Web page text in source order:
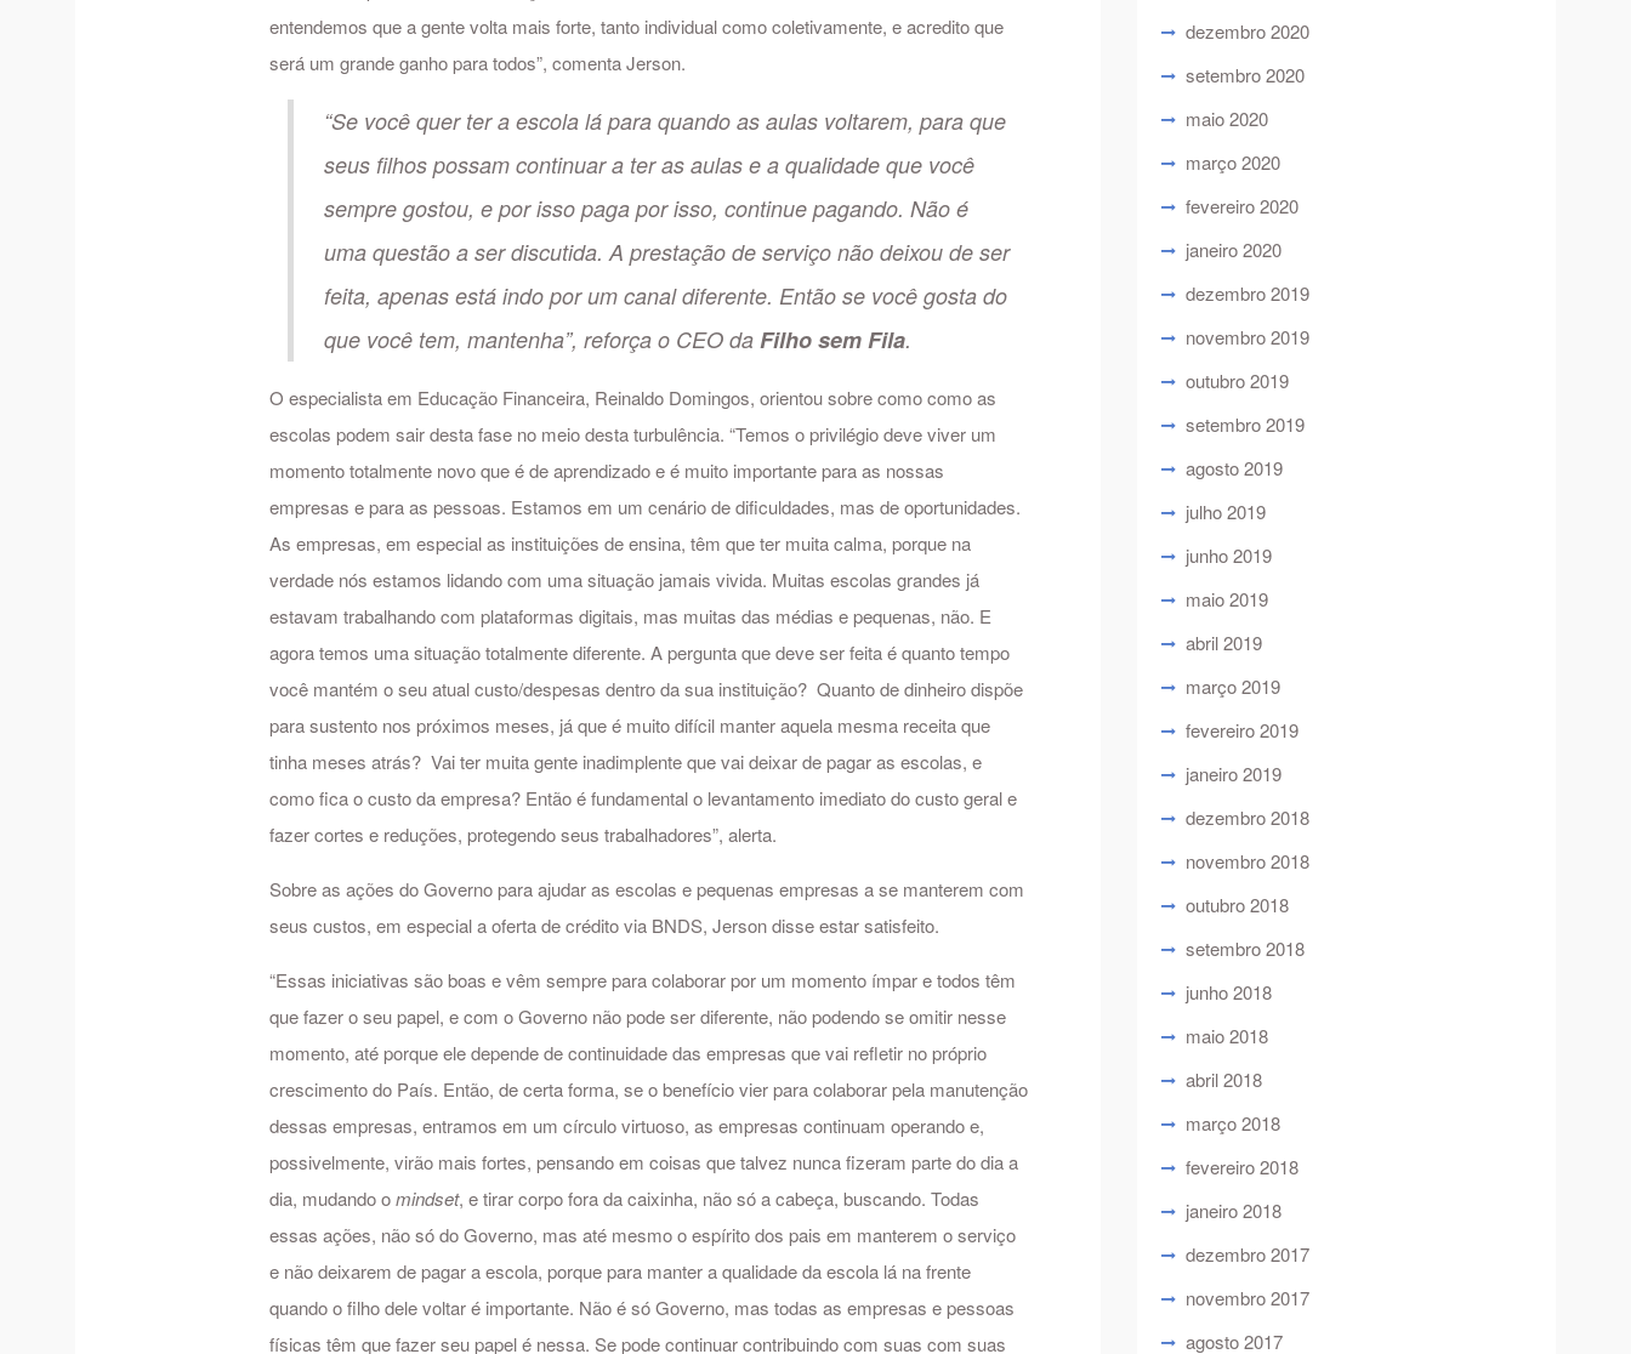
entendemos que a gente volta mais forte, tanto individual como coletivamente, e acredito que
será um grande ganho para todos”, comenta Jerson.
“Se você quer ter a escola lá para quando as aulas voltarem, para que
seus filhos possam continuar a ter as aulas e a qualidade que você
sempre gostou, e por isso paga por isso, continue pagando. Não é
uma questão a ser discutida. A prestação de serviço não deixou de ser
feita, apenas está indo por um canal diferente. Então se você gosta do
que você tem, mantenha”, reforça o CEO da Filho sem Fila.
O especialista em Educação Financeira, Reinaldo Domingos, orientou sobre como como as
escolas podem sair desta fase no meio desta turbulência. “Temos o privilégio deve viver um
momento totalmente novo que é de aprendizado e é muito importante para as nossas
empresas e para as pessoas. Estamos em um cenário de dificuldades, mas de oportunidades.
As empresas, em especial as instituições de ensina, têm que ter muita calma, porque na
verdade nós estamos lidando com uma situação jamais vivida. Muitas escolas grandes já
estavam trabalhando com plataformas digitais, mas muitas das médias e pequenas, não. E
agora temos uma situação totalmente diferente. A pergunta que deve ser feita é quanto tempo
você mantém o seu atual custo/despesas dentro da sua instituição? Quanto de dinheiro dispõe
para sustento nos próximos meses, já que é muito difícil manter aquela mesma receita que
tinha meses atrás? Vai ter muita gente inadimplente que vai deixar de pagar as escolas, e
como fica o custo da empresa? Então é fundamental o levantamento imediato do custo geral e
fazer cortes e reduções, protegendo seus trabalhadores”, alerta.
Sobre as ações do Governo para ajudar as escolas e pequenas empresas a se manterem com
seus custos, em especial a oferta de crédito via BNDS, Jerson disse estar satisfeito.
“Essas iniciativas são boas e vêm sempre para colaborar por um momento ímpar e todos têm
que fazer o seu papel, e com o Governo não pode ser diferente, não podendo se omitir nesse
momento, até porque ele depende de continuidade das empresas que vai refletir no próprio
crescimento do País. Então, de certa forma, se o benefício vier para colaborar pela manutenção
dessas empresas, entramos em um círculo virtuoso, as empresas continuam operando e,
possivelmente, virão mais fortes, pensando em coisas que talvez nunca fizeram parte do dia a
dia, mudando omindset, e tirar corpo fora da caixinha, não só a cabeça, buscando. Todas
essas ações, não só do Governo, mas até mesmo o espírito dos pais em manterem o serviço
e não deixarem de pagar a escola, porque para manter a qualidade da escola lá na frente
quando o filho dele voltar é importante. Não é só Governo, mas todas as empresas e pessoas
físicas têm que fazer seu papel é nessa. Se pode continuar contribuindo com suas com suas
dezembro 2020
setembro 2020
maio 2020
março 2020
fevereiro 2020
janeiro 2020
dezembro 2019
novembro 2019
outubro 2019
setembro 2019
agosto 2019
julho 2019
junho 2019
maio 2019
abril 2019
março 2019
fevereiro 2019
janeiro 2019
dezembro 2018
novembro 2018
outubro 2018
setembro 2018
junho 2018
maio 2018
abril 2018
março 2018
fevereiro 2018
janeiro 2018
dezembro 2017
novembro 2017
agosto 2017